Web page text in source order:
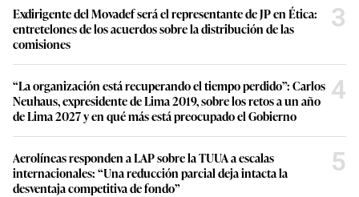
Exdirigente del Movadef será el representante de JP en Ética:
entretelones de los acuerdos sobre la distribución de las
comisiones
3
“La organización está recuperando el tiempo perdido”: Carlos
Neuhaus, expresidente de Lima 2019, sobre los retos a un año
de Lima 2027 y en qué más está preocupado el Gobierno
4
Aerolíneas responden a LAP sobre la TUUA a escalas
internacionales: “Una reducción parcial deja intacta la
desventaja competitiva de fondo”
5